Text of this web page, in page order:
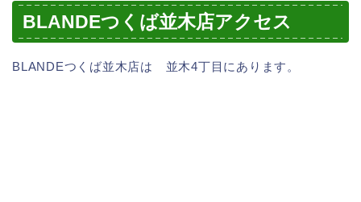
BLANDEつくば並木店アクセス
BLANDEつくば並木店は 並木4丁目にあります。